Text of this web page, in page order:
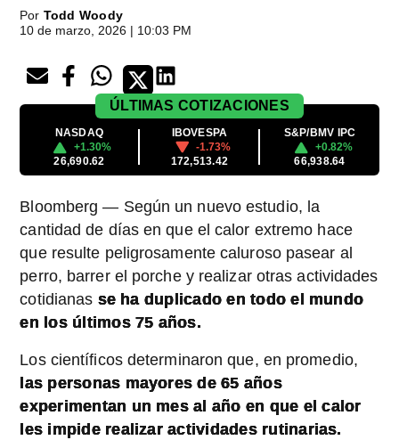
Por Todd Woody
10 de marzo, 2026 | 10:03 PM
ÚLTIMAS COTIZACIONES
NASDAQ
+1.30%
26,690.62
IBOVESPA
-1.73%
172,513.42
S&P/BMV IPC
+0.82%
66,938.64
Bloomberg — Según un nuevo estudio, la
cantidad de días en que el calor extremo hace
que resulte peligrosamente caluroso pasear al
perro, barrer el porche y realizar otras actividades
cotidianas se ha duplicado en todo el mundo
en los últimos 75 años.
Los científicos determinaron que, en promedio,
las personas mayores de 65 años
experimentan un mes al año en que el calor
les impide realizar actividades rutinarias.